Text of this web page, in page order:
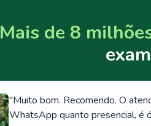
Mais de 8
"Muito bom. Recomendo. O
WhatsApp quanto presencial, é